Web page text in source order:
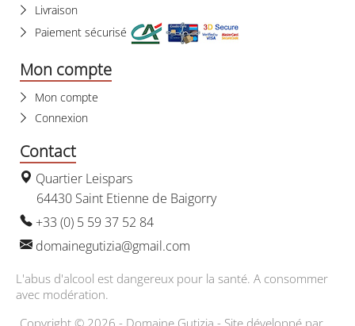
Livraison
Paiement sécurisé
Mon compte
Mon compte
Connexion
Contact
Quartier Leispars
64430 Saint Etienne de Baigorry
+33 (0) 5 59 37 52 84
domainegutizia@gmail.com
L'abus d'alcool est dangereux pour la santé. A consommer
avec modération.